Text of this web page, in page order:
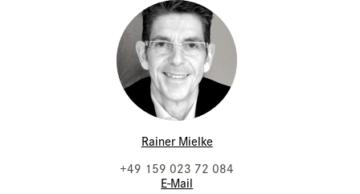
Rainer Mielke
+49 159 023 72 084
E-Mail